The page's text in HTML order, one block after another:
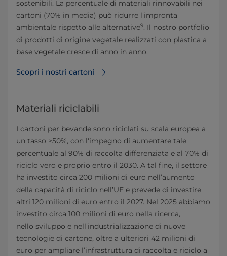
sostenibili. La percentuale di materiali rinnovabili nei
cartoni (70% in media) può ridurre l'impronta
ambientale rispetto alle alternative9. Il nostro portfolio
di prodotti di origine vegetale realizzati con plastica a
base vegetale cresce di anno in anno.
Scopri i nostri cartoni
Materiali riciclabili
I cartoni per bevande sono riciclati su scala europea a
un tasso >50%, con l'impegno di aumentare tale
percentuale al 90% di raccolta differenziata e al 70% di
riciclo vero e proprio entro il 2030. A tal fine, il settore
ha investito circa 200 milioni di euro nell’aumento
della capacità di riciclo nell’UE e prevede di investire
altri 120 milioni di euro entro il 2027. Nel 2025 abbiamo
investito circa 100 milioni di euro nella ricerca,
nello sviluppo e nell’industrializzazione di nuove
tecnologie di cartone, oltre a ulteriori 42 milioni di
euro per ampliare l’infrastruttura di raccolta e riciclo a